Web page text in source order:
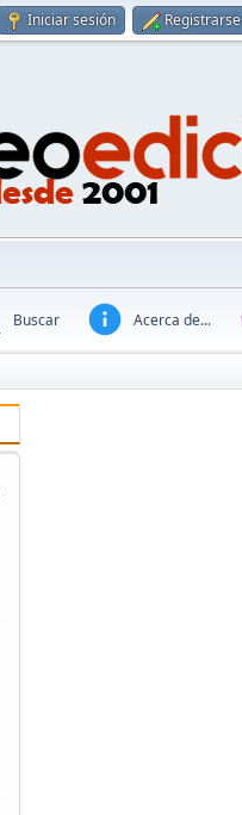
Iniciar sesión Registrarse
Buscar Acerca de...